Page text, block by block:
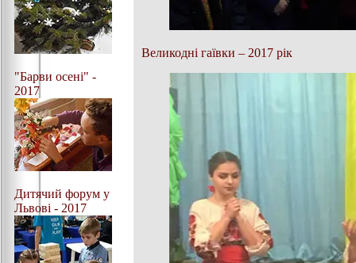
"Барви осені" -
2017
Дитячий форум у
Львові - 2017
Великодні гаївки – 2017 рік